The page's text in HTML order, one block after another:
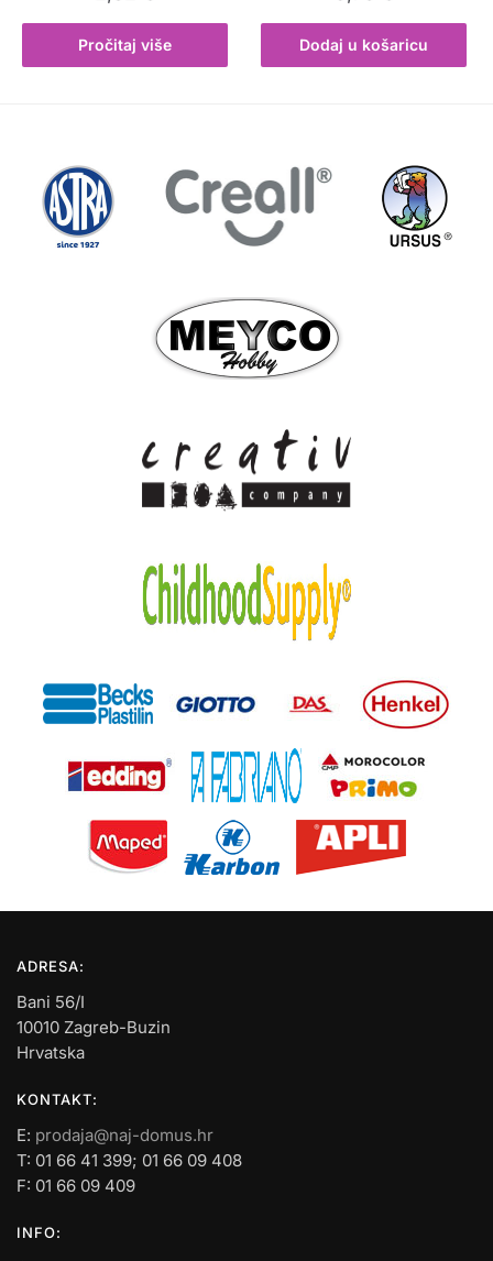
Pročitaj više Dodaj u košaricu
ADRESA:
Bani 56/I
10010 Zagreb-Buzin
Hrvatska
KONTAKT:
E: prodaja@naj-domus.hr
T: 01 66 41 399; 01 66 09 408
F: 01 66 09 409
INFO: